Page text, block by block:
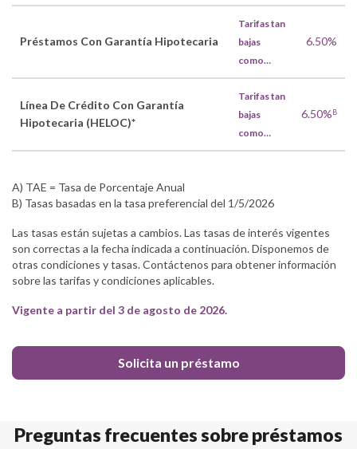
Préstamos Con Garantía Hipotecaria
Tarifas tan
bajas
como…
6.50%
Línea De Crédito Con Garantía
Hipotecaria (HELOC)*
Tarifas tan
bajas
como…
6.50%B
A) TAE = Tasa de Porcentaje Anual
B) Tasas basadas en la tasa preferencial del 1/5/2026
Las tasas están sujetas a cambios. Las tasas de interés vigentes
son correctas a la fecha indicada a continuación. Disponemos de
otras condiciones y tasas. Contáctenos para obtener información
sobre las tarifas y condiciones aplicables.
Vigente a partir del 3 de agosto de 2026.
Solicita un préstamo
Preguntas frecuentes sobre préstamos